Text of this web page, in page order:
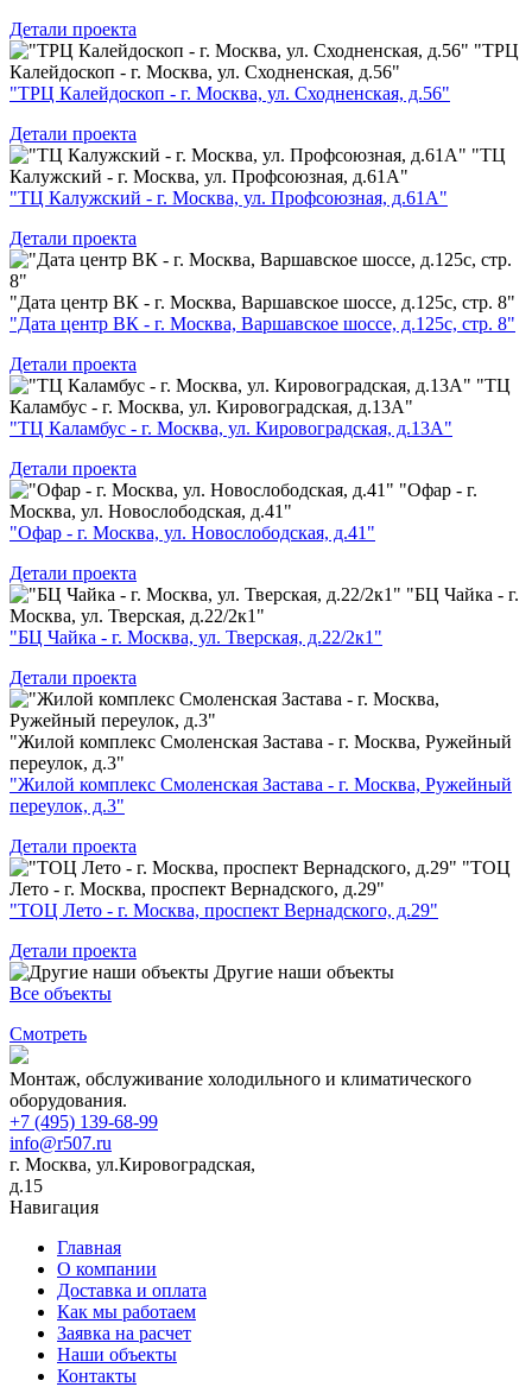
Детали проекта
"ТРЦ
Калейдоскоп - г. Москва, ул. Сходненская, д.56"
"ТРЦ Калейдоскоп - г. Москва, ул. Сходненская, д.56"
Детали проекта
"ТЦ
Калужский - г. Москва, ул. Профсоюзная, д.61А"
"ТЦ Калужский - г. Москва, ул. Профсоюзная, д.61А"
Детали проекта
"Дата центр ВК - г. Москва, Варшавское шоссе, д.125с, стр. 8"
"Дата центр ВК - г. Москва, Варшавское шоссе, д.125с, стр. 8"
Детали проекта
"ТЦ
Каламбус - г. Москва, ул. Кировоградская, д.13А"
"ТЦ Каламбус - г. Москва, ул. Кировоградская, д.13А"
Детали проекта
"Офар - г.
Москва, ул. Новослободская, д.41"
"Офар - г. Москва, ул. Новослободская, д.41"
Детали проекта
"БЦ Чайка - г.
Москва, ул. Тверская, д.22/2к1"
"БЦ Чайка - г. Москва, ул. Тверская, д.22/2к1"
Детали проекта
"Жилой комплекс Смоленская Застава - г. Москва, Ружейный
переулок, д.3"
"Жилой комплекс Смоленская Застава - г. Москва, Ружейный
переулок, д.3"
Детали проекта
"ТОЦ
Лето - г. Москва, проспект Вернадского, д.29"
"ТОЦ Лето - г. Москва, проспект Вернадского, д.29"
Детали проекта
Другие наши объекты
Все объекты
Смотреть
Монтаж, обслуживание холодильного и климатического
оборудования.
+7 (495) 139-68-99
info@r507.ru
г. Москва, ул.Кировоградская,
д.15
Навигация
Главная
О компании
Доставка и оплата
Как мы работаем
Заявка на расчет
Наши объекты
Контакты